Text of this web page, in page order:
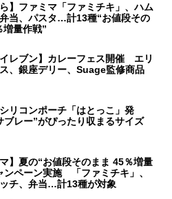
ら】ファミマ「ファミチキ」、ハム
当、パスタ…計13種“お値段その
増量作戦”
イレブン】カレーフェス開催 エリ
、銀座デリー、Suage監修商品
リコンポーチ「はとっこ」発
レー”がぴったり収まるサイズ
マ】夏の“お値段そのまま 45％増量
ンペーン実施 「ファミチキ」、
チ、弁当…計13種が対象